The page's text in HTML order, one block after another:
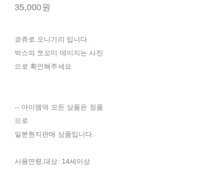
35,000원
쿄쥬로 오니기리 입니다.
박스의 쪼꼬미 데미지는 사진
으로 확인해주세요
-- 아이엠덕 모든 상품은 정품
으로
일본현지판매 상품입니다.
사용연령,대상: 14세이상